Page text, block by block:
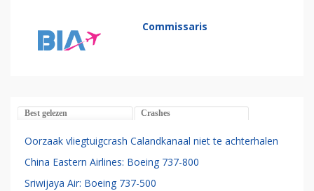
Commissaris
Best gelezen Crashes
Oorzaak vliegtuigcrash Calandkanaal niet te achterhalen
China Eastern Airlines: Boeing 737-800
Sriwijaya Air: Boeing 737-500